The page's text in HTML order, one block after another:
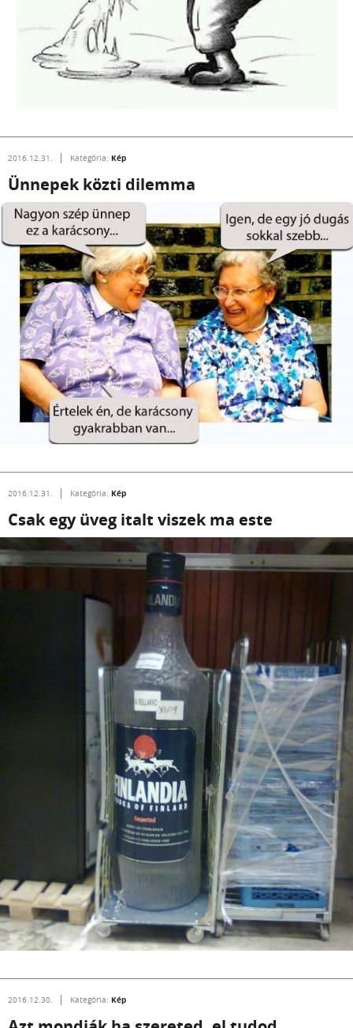
2016.12.31. Kategória: Kép
Ünnepek közti dilemma
2016.12.31. Kategória: Kép
Csak egy üveg italt viszek ma este
2016.12.30. Kategória: Kép